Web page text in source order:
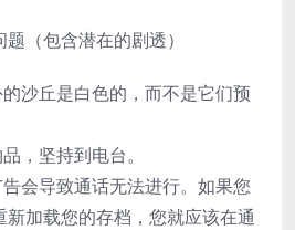
（包含潜在的剧透）
沙丘是白色的，而不是它们预
，坚持到电台。
会导致通话无法进行。如果您
加载您的存档，您就应该在通